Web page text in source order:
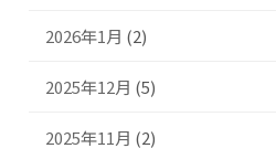
2026年1月 (2)
2025年12月 (5)
2025年11月 (2)